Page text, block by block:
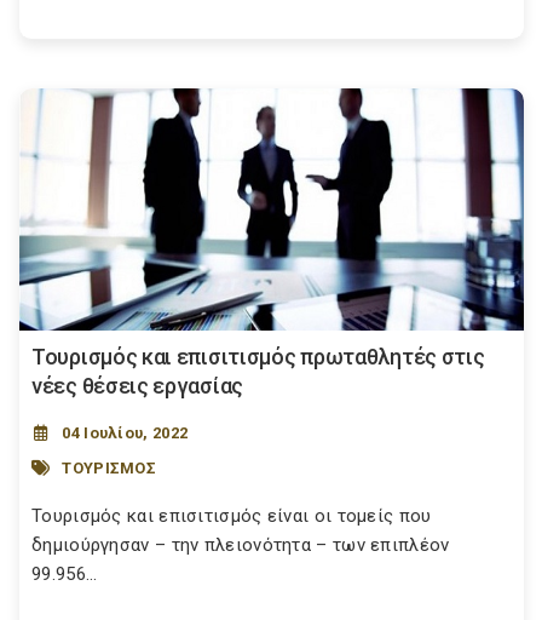
Τουρισμός και επισιτισμός πρωταθλητές στις
νέες θέσεις εργασίας
04 Ιουλίου, 2022
ΤΟΥΡΙΣΜΟΣ
Τουρισμός και επισιτισμός είναι οι τομείς που
δημιούργησαν – την πλειονότητα – των επιπλέον
99.956...